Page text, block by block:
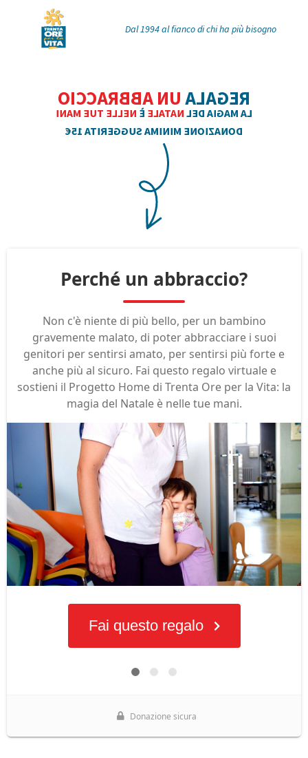
Dal 1994 al fianco di chi ha più bisogno
REGALA
UN ABBRACCIO
LA MAGIA DEL
NATALE
È
NELLE TUE MANI
DONAZIONE MINIMA SUGGERITA 15€